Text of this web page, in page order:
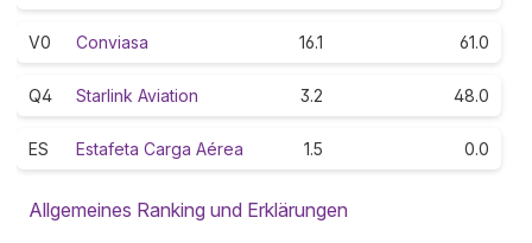
V0 Conviasa 16.1 61.0
Q4 Starlink Aviation 3.2 48.0
ES Estafeta Carga Aérea 1.5 0.0
Allgemeines Ranking und Erklärungen